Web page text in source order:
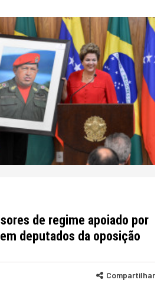
de regime apoiado por
deputados da oposição
Compartilhar